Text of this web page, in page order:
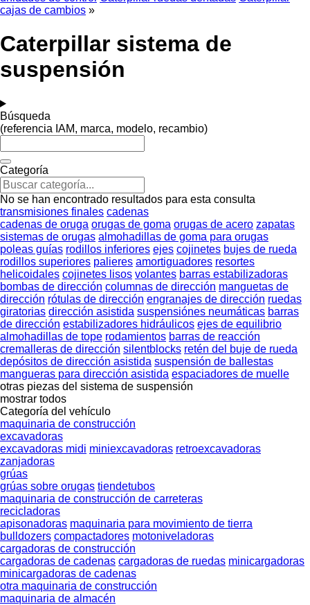
cajas de cambios »
Caterpillar sistema de
suspensión
Búsqueda
(referencia IAM, marca, modelo, recambio)
Categoría
No se han encontrado resultados para esta consulta
transmisiones finales cadenas
cadenas de oruga orugas de goma orugas de acero zapatas
sistemas de orugas almohadillas de goma para orugas
poleas guías rodillos inferiores ejes cojinetes bujes de rueda
rodillos superiores palieres amortiguadores resortes
helicoidales cojinetes lisos volantes barras estabilizadoras
bombas de dirección columnas de dirección manguetas de
dirección rótulas de dirección engranajes de dirección ruedas
giratorias dirección asistida suspensiónes neumáticas barras
de dirección estabilizadores hidráulicos ejes de equilibrio
almohadillas de tope rodamientos barras de reacción
cremalleras de dirección silentblocks retén del buje de rueda
depósitos de dirección asistida suspensión de ballestas
mangueras para dirección asistida espaciadores de muelle
otras piezas del sistema de suspensión
mostrar todos
Categoría del vehículo
maquinaria de construcción
excavadoras
excavadoras midi miniexcavadoras retroexcavadoras
zanjadoras
grúas
grúas sobre orugas tiendetubos
maquinaria de construcción de carreteras
recicladoras
apisonadoras maquinaria para movimiento de tierra
bulldozers compactadores motoniveladoras
cargadoras de construcción
cargadoras de cadenas cargadoras de ruedas minicargadoras
minicargadoras de cadenas
otra maquinaria de construcción
maquinaria de almacén